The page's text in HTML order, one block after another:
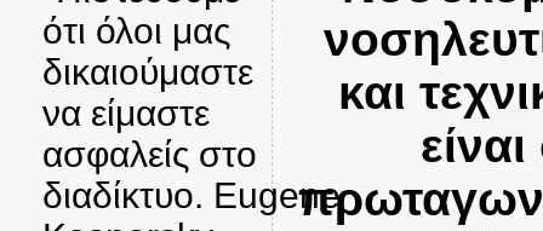
ότι όλοι μας
δικαιούμαστε
να είμαστε
ασφαλείς στο
διαδίκτυο. Eugene
και